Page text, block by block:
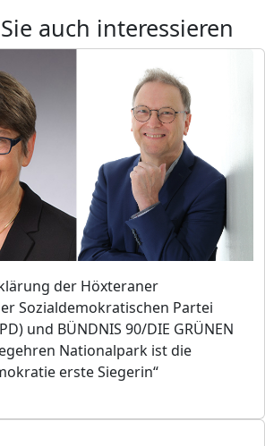
auch interessieren
der Höxteraner
Sozialdemokratischen Partei
und BÜNDNIS 90/DIE GRÜNEN
Nationalpark ist die
erste Siegerin“